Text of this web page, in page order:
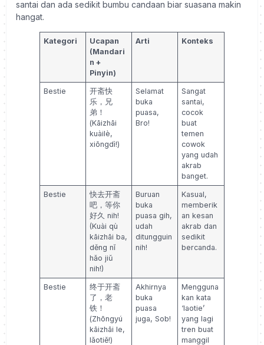
santai dan ada sedikit bumbu candaan biar suasana makin
hangat.
Kategori
Ucapan
(Mandari
n +
Pinyin)
Arti Konteks
Bestie
开斋快
乐，兄
弟！
(Kāizhāi
kuàilè,
xiōngdì!)
Selamat
buka
puasa,
Bro!
Sangat
santai,
cocok
buat
temen
cowok
yang udah
akrab
banget.
Bestie
快去开斋
吧，等你
好久 nih!
(Kuài qù
kāizhāi ba,
děng nǐ
hǎo jiǔ
nih!)
Buruan
buka
puasa gih,
udah
ditungguin
nih!
Kasual,
memberik
an kesan
akrab dan
sedikit
bercanda.
Bestie
终于开斋
了，老
铁！
(Zhōngyú
kāizhāi le,
lǎotiě!)
Akhirnya
buka
puasa
juga, Sob!
Mengguna
kan kata
‘laotie’
yang lagi
tren buat
manggil